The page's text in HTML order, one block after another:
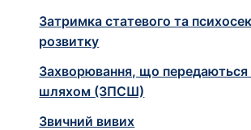
Затримка статевого та
розвитку
Захворювання, що передаються
шляхом (ЗПСШ)
Звичний вивих